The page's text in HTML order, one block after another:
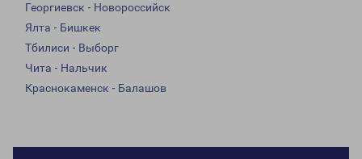
Георгиевск - Новороссийск
Ялта - Бишкек
Тбилиси - Выборг
Чита - Нальчик
Краснокаменск - Балашов